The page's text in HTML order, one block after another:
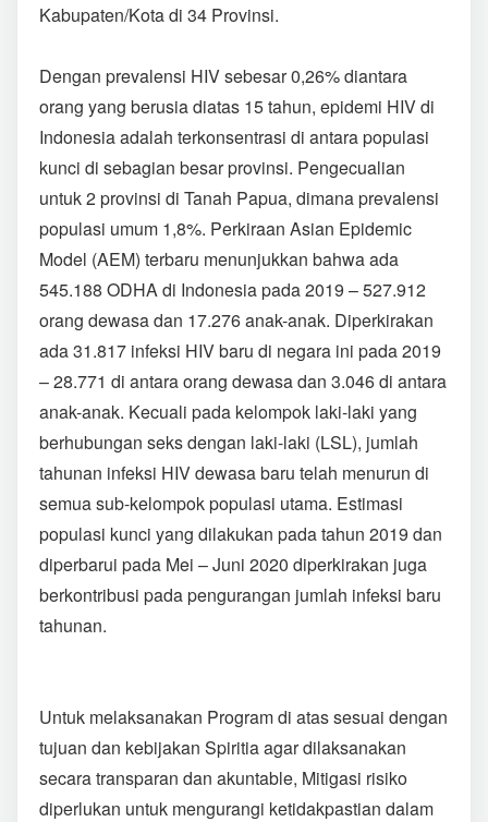
Kabupaten/Kota di 34 Provinsi.
Dengan prevalensi HIV sebesar 0,26% diantara
orang yang berusia diatas 15 tahun, epidemi HIV di
Indonesia adalah terkonsentrasi di antara populasi
kunci di sebagian besar provinsi. Pengecualian
untuk 2 provinsi di Tanah Papua, dimana prevalensi
populasi umum 1,8%. Perkiraan Asian Epidemic
Model (AEM) terbaru menunjukkan bahwa ada
545.188 ODHA di Indonesia pada 2019 – 527.912
orang dewasa dan 17.276 anak-anak. Diperkirakan
ada 31.817 infeksi HIV baru di negara ini pada 2019
– 28.771 di antara orang dewasa dan 3.046 di antara
anak-anak. Kecuali pada kelompok laki-laki yang
berhubungan seks dengan laki-laki (LSL), jumlah
tahunan infeksi HIV dewasa baru telah menurun di
semua sub-kelompok populasi utama. Estimasi
populasi kunci yang dilakukan pada tahun 2019 dan
diperbarui pada Mei – Juni 2020 diperkirakan juga
berkontribusi pada pengurangan jumlah infeksi baru
tahunan.
Untuk melaksanakan Program di atas sesuai dengan
tujuan dan kebijakan Spiritia agar dilaksanakan
secara transparan dan akuntable, Mitigasi risiko
diperlukan untuk mengurangi ketidakpastian dalam